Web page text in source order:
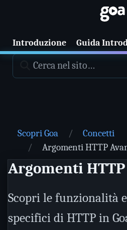
Introduzione Guida
Scopri Goa
Concetti
Argomenti HTTP
Argomenti
Scopri le funzionalità
specifici di HTTP in